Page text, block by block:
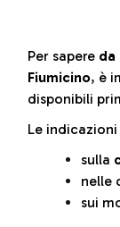
Per sapere da
Fiumicino, è
disponibili
Le
sulla
nelle
sui